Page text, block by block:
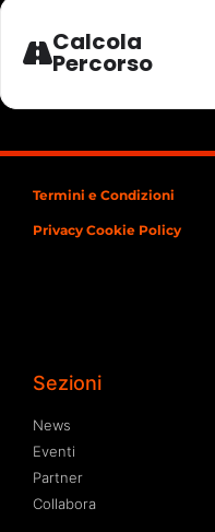
Calcola
Percorso
Termini e Condizioni
Privacy Cookie Policy
Sezioni
News
Eventi
Partner
Collabora